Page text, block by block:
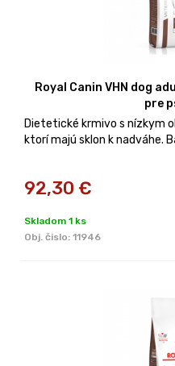
Royal Canin VHN dog
pre
Dietetické krmivo s nízkym
ktorí majú sklon k nadváhe.
92,30 €
Skladom 1 ks
Obj. čislo: 11946